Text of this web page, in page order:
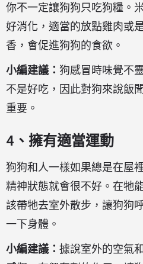
你不一定讓狗狗只吃狗糧。
好消化，適當的放點雞肉或
香，會促進狗狗的食欲。
小編建議： 狗感冒時味覺不
不是好吃，因此對狗來說飯
重要。
4、擁有適當運動
狗狗和人一樣如果總是在屋
精神狀態就會很不好。在牠
該帶牠去室外散步，讓狗狗
一下身體。
小編建議： 據說室外的空氣